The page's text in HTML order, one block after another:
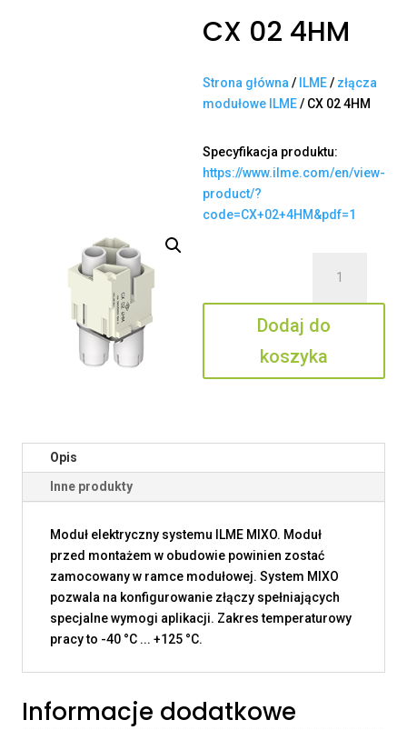
CX 02 4HM
Strona główna / ILME/ złącza
modułowe ILME/ CX 02 4HM
Specyfikacja produktu:
https://www.ilme.com/en/view-
product/?
code=CX+02+4HM&pdf=1
02
4HM
Dodaj do
koszyka
Opis
Inne produkty
Moduł elektryczny systemu ILME MIXO. Moduł
przed montażem w obudowie powinien zostać
zamocowany w ramce modułowej. System MIXO
pozwala na konfigurowanie złączy spełniających
specjalne wymogi aplikacji. Zakres temperaturowy
pracy to -40 °C ... +125 °C.
Informacje dodatkowe